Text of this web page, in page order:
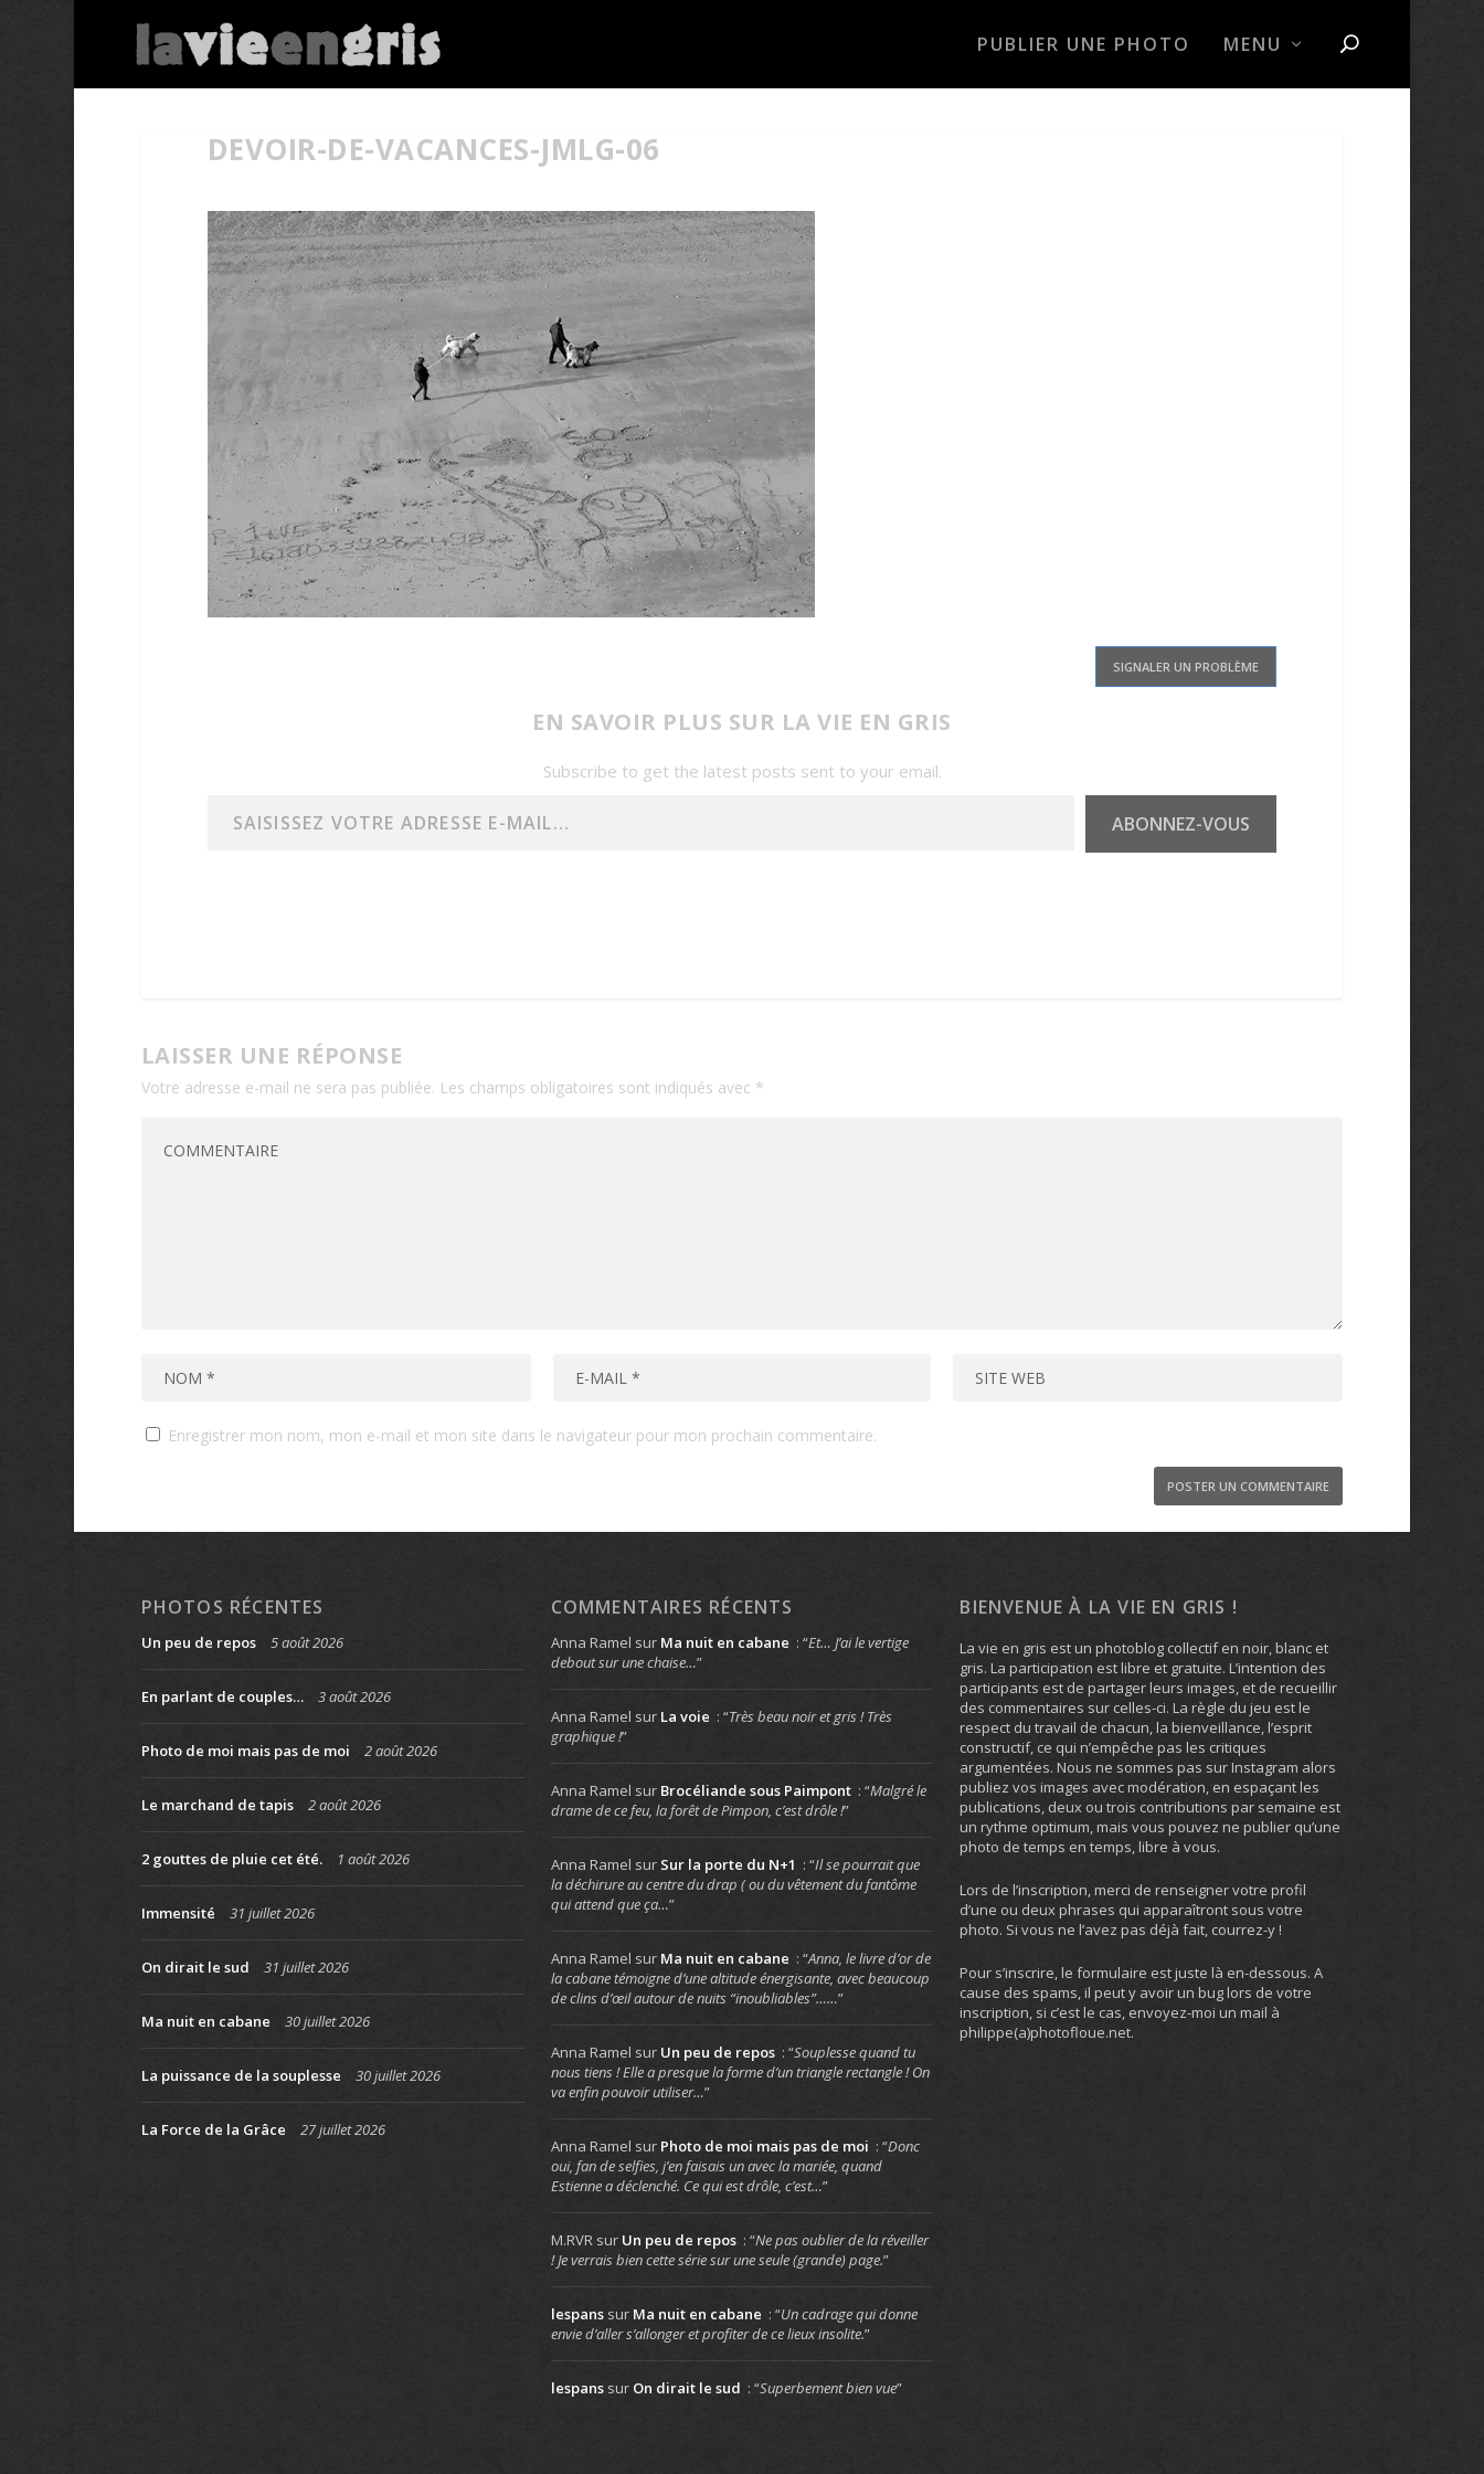
PUBLIER UNE PHOTO MENU
DEVOIR-DE-VACANCES-JMLG-06
SIGNALER UN PROBLÈME
EN SAVOIR PLUS SUR LA VIE EN GRIS
Subscribe to get the latest posts sent to your email.
ABONNEZ-VOUS
LAISSER UNE RÉPONSE
Votre adresse e-mail ne sera pas publiée. Les champs obligatoires sont indiqués avec *
Enregistrer mon nom, mon e-mail et mon site dans le navigateur pour mon prochain commentaire.
PHOTOS RÉCENTES
Un peu de repos 5 août 2026
En parlant de couples… 3 août 2026
Photo de moi mais pas de moi 2 août 2026
Le marchand de tapis 2 août 2026
2 gouttes de pluie cet été. 1 août 2026
Immensité 31 juillet 2026
On dirait le sud 31 juillet 2026
Ma nuit en cabane 30 juillet 2026
La puissance de la souplesse 30 juillet 2026
La Force de la Grâce 27 juillet 2026
COMMENTAIRES RÉCENTS
Anna Ramel sur Ma nuit en cabane : “Et… J’ai le vertige
debout sur une chaise…”
Anna Ramel sur La voie : “Très beau noir et gris ! Très
graphique !”
Anna Ramel sur Brocéliande sous Paimpont : “Malgré le
drame de ce feu, la forêt de Pimpon, c’est drôle !”
Anna Ramel sur Sur la porte du N+1 : “Il se pourrait que
la déchirure au centre du drap ( ou du vêtement du fantôme
qui attend que ça…”
Anna Ramel sur Ma nuit en cabane : “Anna, le livre d’or de
la cabane témoigne d’une altitude énergisante, avec beaucoup
de clins d’œil autour de nuits “inoubliables”……”
Anna Ramel sur Un peu de repos : “Souplesse quand tu
nous tiens ! Elle a presque la forme d’un triangle rectangle ! On
va enfin pouvoir utiliser…”
Anna Ramel sur Photo de moi mais pas de moi : “Donc
oui, fan de selfies, j’en faisais un avec la mariée, quand
Estienne a déclenché. Ce qui est drôle, c’est…”
M.RVRsur Un peu de repos : “Ne pas oublier de la réveiller
! Je verrais bien cette série sur une seule (grande) page.”
lespanssur Ma nuit en cabane : “Un cadrage qui donne
envie d’aller s’allonger et profiter de ce lieux insolite.”
lespanssur On dirait le sud : “Superbement bien vue”
BIENVENUE À LA VIE EN GRIS !
La vie en gris est un photoblog collectif en noir, blanc et
gris. La participation est libre et gratuite. L’intention des
participants est de partager leurs images, et de recueillir
des commentaires sur celles-ci. La règle du jeu est le
respect du travail de chacun, la bienveillance, l’esprit
constructif, ce qui n’empêche pas les critiques
argumentées. Nous ne sommes pas sur Instagram alors
publiez vos images avec modération, en espaçant les
publications, deux ou trois contributions par semaine est
un rythme optimum, mais vous pouvez ne publier qu’une
photo de temps en temps, libre à vous.
Lors de l’inscription, merci de renseigner votre profil
d’une ou deux phrases qui apparaîtront sous votre
photo. Si vous ne l’avez pas déjà fait, courrez-y !
Pour s’inscrire, le formulaire est juste là en-dessous. A
cause des spams, il peut y avoir un bug lors de votre
inscription, si c’est le cas, envoyez-moi un mail à
philippe(a)photofloue.net.